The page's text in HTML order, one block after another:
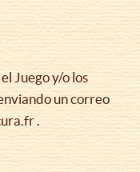
Juego y/o los
un correo
.